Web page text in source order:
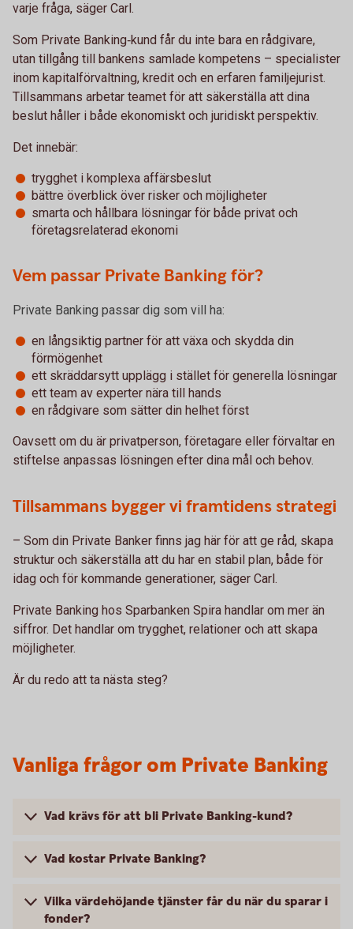
varje fråga, säger Carl.
Som Private Banking‑kund får du inte bara en rådgivare,
utan tillgång till bankens samlade kompetens – specialister
inom kapitalförvaltning, kredit och en erfaren familjejurist.
Tillsammans arbetar teamet för att säkerställa att dina
beslut håller i både ekonomiskt och juridiskt perspektiv.
Det innebär:
trygghet i komplexa affärsbeslut
bättre överblick över risker och möjligheter
smarta och hållbara lösningar för både privat och
företagsrelaterad ekonomi
Vem passar Private Banking för?
Private Banking passar dig som vill ha:
en långsiktig partner för att växa och skydda din
förmögenhet
ett skräddarsytt upplägg i stället för generella lösningar
ett team av experter nära till hands
en rådgivare som sätter din helhet först
Oavsett om du är privatperson, företagare eller förvaltar en
stiftelse anpassas lösningen efter dina mål och behov.
Tillsammans bygger vi framtidens strategi
– Som din Private Banker finns jag här för att ge råd, skapa
struktur och säkerställa att du har en stabil plan, både för
idag och för kommande generationer, säger Carl.
Private Banking hos Sparbanken Spira handlar om mer än
siffror. Det handlar om trygghet, relationer och att skapa
möjligheter.
Är du redo att ta nästa steg?
Vanliga frågor om Private Banking
Vad krävs för att bli Private Banking-kund?
Vad kostar Private Banking?
Vilka värdehöjande tjänster får du när du sparar i
fonder?